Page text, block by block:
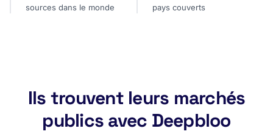
sources dans le monde pays couverts
Ils trouvent leurs marchés
publics avec Deepbloo